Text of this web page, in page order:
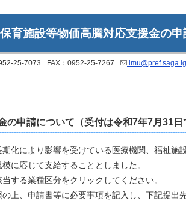
育施設等物価高騰対応支援金の
25-7073 FAX：0952-25-7267
の申請について（受付は令和7年7月31日
化により影響を受けている医療機関、福祉施
に応じて支給することとしました。
する業種区分をクリックしてください。
上、申請書等に必要事項を記入し、下記提出